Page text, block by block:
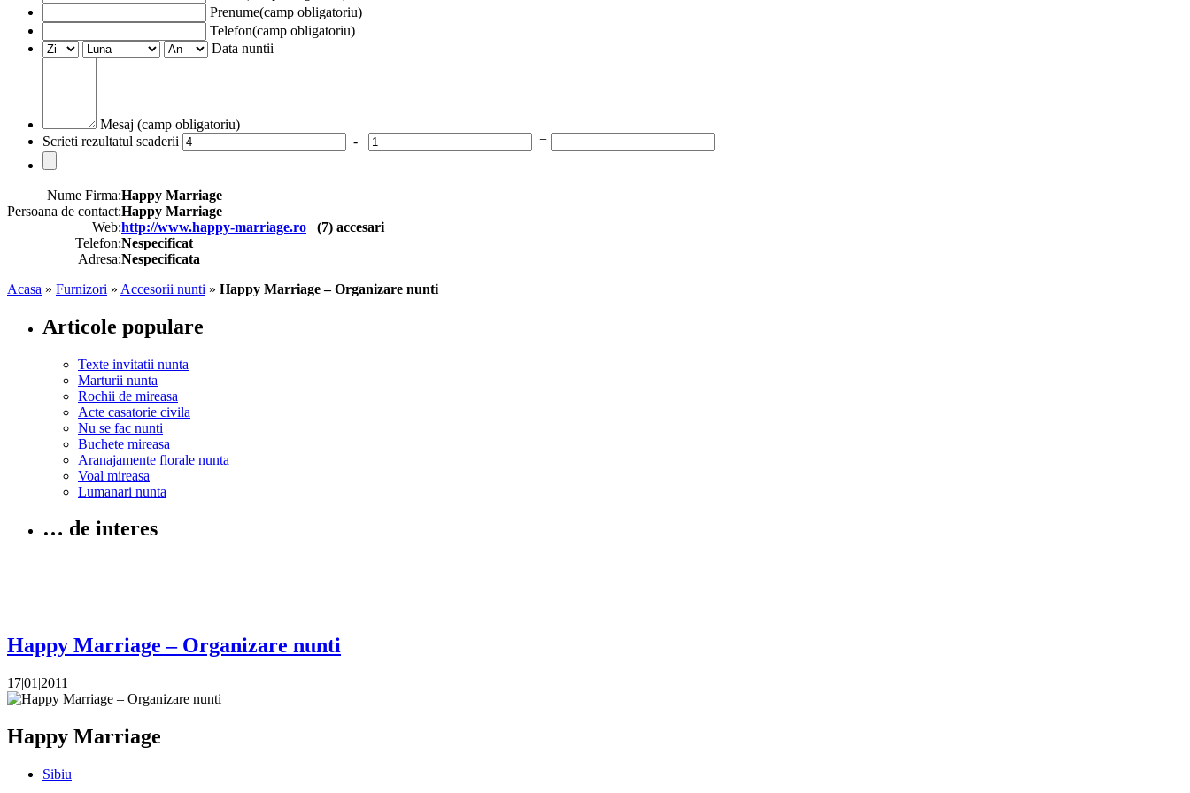
Prenume(camp obligatoriu)
Telefon(camp obligatoriu)
Data nuntii
Mesaj (camp obligatoriu)
Scrieti rezultatul scaderii
- =
Nume Firma:Happy Marriage
Persoana de contact:Happy Marriage
Web:http://www.happy-marriage.ro (7) accesari
Telefon:Nespecificat
Adresa:Nespecificata
Acasa » Furnizori » Accesorii nunti » Happy Marriage – Organizare nunti
Articole populare
Texte invitatii nunta
Marturii nunta
Rochii de mireasa
Acte casatorie civila
Nu se fac nunti
Buchete mireasa
Aranajamente florale nunta
Voal mireasa
Lumanari nunta
… de interes
Happy Marriage – Organizare nunti
17|01|2011
Happy Marriage
Sibiu